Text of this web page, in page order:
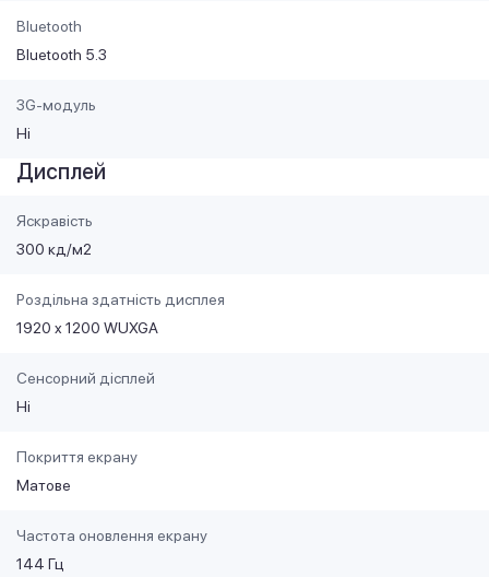
Bluetooth
Bluetooth 5.3
3G-модуль
Ні
Дисплей
Яскравість
300 кд/м2
Роздільна здатність дисплея
1920 x 1200 WUXGA
Сенсорний дісплей
Ні
Покриття екрану
Матове
Частота оновлення екрану
144 Гц